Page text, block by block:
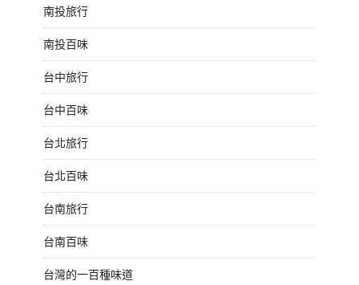
南投旅行
南投百味
台中旅行
台中百味
台北旅行
台北百味
台南旅行
台南百味
台灣的一百種味道